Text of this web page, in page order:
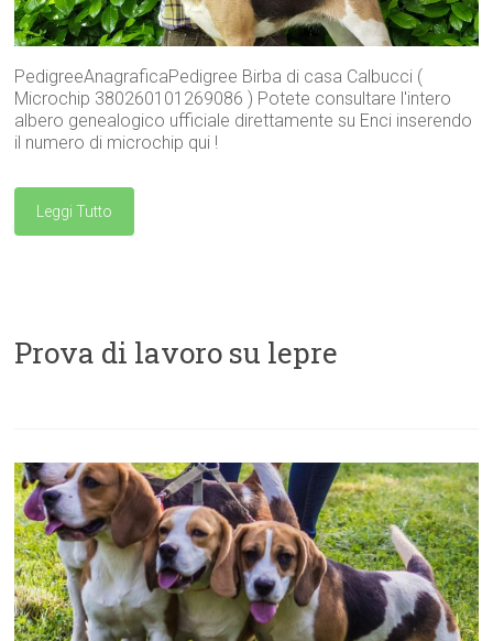
PedigreeAnagraficaPedigree Birba di casa Calbucci (
Microchip 380260101269086 ) Potete consultare l'intero
albero genealogico ufficiale direttamente su Enci inserendo
il numero di microchip qui !
Leggi Tutto
Prova di lavoro su lepre